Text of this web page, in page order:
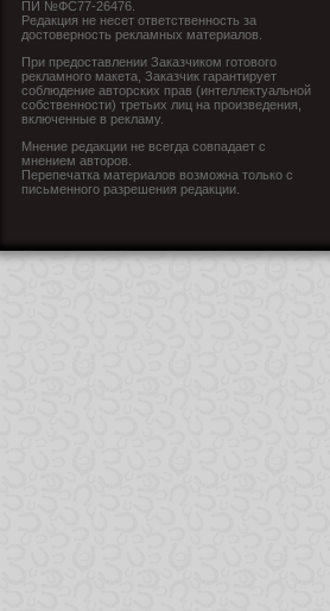
ПИ №ФС77-26476.
Редакция не несет ответственность за
достоверность рекламных материалов.
При предоставлении Заказчиком готового
рекламного макета, Заказчик гарантирует
соблюдение авторских прав (интеллектуальной
собственности) третьих лиц на произведения,
включенные в рекламу.
Мнение редакции не всегда совпадает с
мнением авторов.
Перепечатка материалов возможна только с
письменного разрешения редакции.